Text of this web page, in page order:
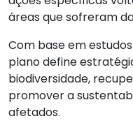
áreas que sofreram
Com base em
plano define
biodiversidade,
promover a
afetados.